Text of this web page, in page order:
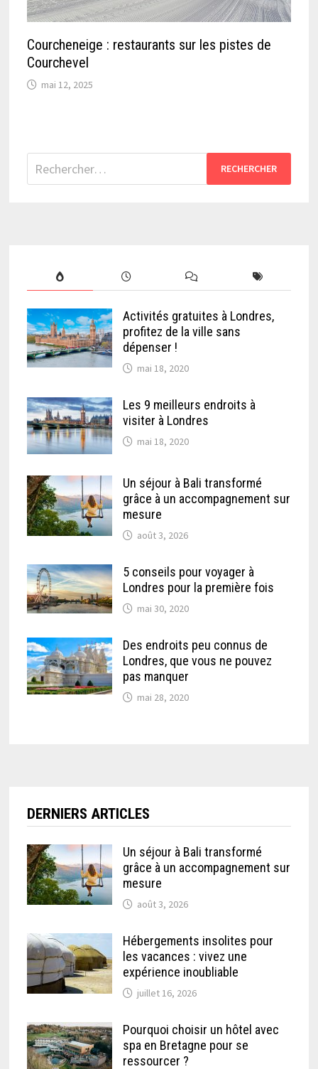
Courcheneige : restaurants sur les pistes de
Courchevel
mai 12, 2025
Rechercher :
Activités gratuites à Londres,
profitez de la ville sans
dépenser !
mai 18, 2020
Les 9 meilleurs endroits à
visiter à Londres
mai 18, 2020
Un séjour à Bali transformé
grâce à un accompagnement sur
mesure
août 3, 2026
5 conseils pour voyager à
Londres pour la première fois
mai 30, 2020
Des endroits peu connus de
Londres, que vous ne pouvez
pas manquer
mai 28, 2020
DERNIERS ARTICLES
Un séjour à Bali transformé
grâce à un accompagnement sur
mesure
août 3, 2026
Hébergements insolites pour
les vacances : vivez une
expérience inoubliable
juillet 16, 2026
Pourquoi choisir un hôtel avec
spa en Bretagne pour se
ressourcer ?